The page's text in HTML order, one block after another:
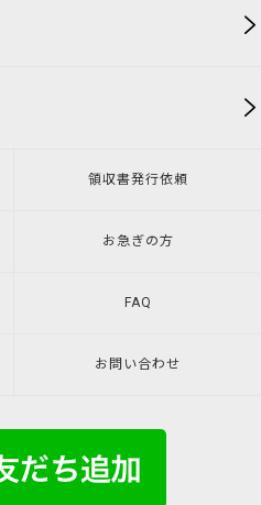
領収書発行依頼
お急ぎの方
FAQ
お問い合わせ